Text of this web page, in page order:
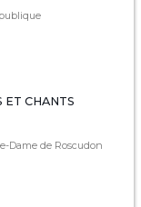
ET CHANTS
Dame de Roscudon